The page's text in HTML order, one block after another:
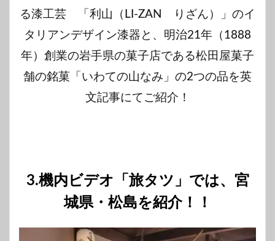
る漆工芸 「利山（LI-ZAN りざん）」のイ
タリアンデザイン漆器と、明治21年（1888
年）創業の岩手県の菓子店である松田屋菓子
舗の銘菓「いわての山なみ」の2つの品を英
文記事にてご紹介！
3.機内ビデオ「旅タツ」では、宮
城県・松島を紹介！！